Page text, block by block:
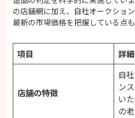
の店舗網に加え、自社オークショ
最新の市場価格を把握している点も
項目 詳
店舗の特徴
自
ン
い
の老